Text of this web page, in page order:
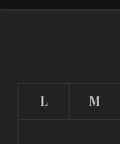
L M